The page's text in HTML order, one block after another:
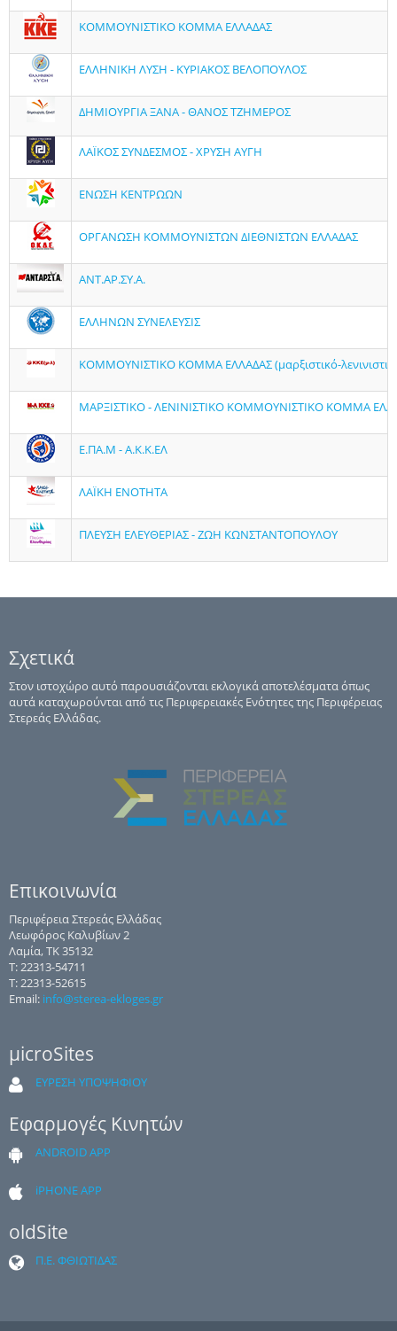
ΚΟΜΜΟΥΝΙΣΤΙΚΟ ΚΟΜΜΑ ΕΛΛΑΔΑΣ
ΕΛΛΗΝΙΚΗ ΛΥΣΗ - ΚΥΡΙΑΚΟΣ ΒΕΛΟΠΟΥΛΟΣ
ΔΗΜΙΟΥΡΓΙΑ ΞΑΝΑ - ΘΑΝΟΣ ΤΖΗΜΕΡΟΣ
ΛΑΪΚΟΣ ΣΥΝΔΕΣΜΟΣ - ΧΡΥΣΗ ΑΥΓΗ
ΕΝΩΣΗ ΚΕΝΤΡΩΩΝ
ΟΡΓΑΝΩΣΗ ΚΟΜΜΟΥΝΙΣΤΩΝ ΔΙΕΘΝΙΣΤΩΝ ΕΛΛΑΔΑΣ
ΑΝΤ.ΑΡ.ΣΥ.Α.
ΕΛΛΗΝΩΝ ΣΥΝΕΛΕΥΣΙΣ
ΚΟΜΜΟΥΝΙΣΤΙΚΟ ΚΟΜΜΑ ΕΛΛΑΔΑΣ (μαρξιστικό-
ΜΑΡΞΙΣΤΙΚΟ - ΛΕΝΙΝΙΣΤΙΚΟ ΚΟΜΜΟΥΝΙΣΤΙΚΟ ΚΟΜΜΑ
Ε.ΠΑ.Μ - Α.Κ.Κ.ΕΛ
ΛΑΪΚΗ ΕΝΟΤΗΤΑ
ΠΛΕΥΣΗ ΕΛΕΥΘΕΡΙΑΣ - ΖΩΗ ΚΩΝΣΤΑΝΤΟΠΟΥΛΟΥ
Σχετικά
Στον ιστοχώρο αυτό παρουσιάζονται εκλογικά αποτελέσματα όπως
αυτά καταχωρούνται από τις Περιφερειακές Ενότητες της Περιφέρειας
Στερεάς Ελλάδας.
Επικοινωνία
Περιφέρεια Στερεάς Ελλάδας
Λεωφόρος Καλυβίων 2
Λαμία, ΤΚ 35132
Τ: 22313-54711
Τ: 22313-52615
Email: info@sterea-ekloges.gr
μicroSites
ΕΥΡΕΣΗ ΥΠΟΨΗΦΙΟΥ
Εφαρμογές Κινητών
ANDROID APP
iPHONE APP
oldSite
Π.Ε. ΦΘΙΩΤΙΔΑΣ